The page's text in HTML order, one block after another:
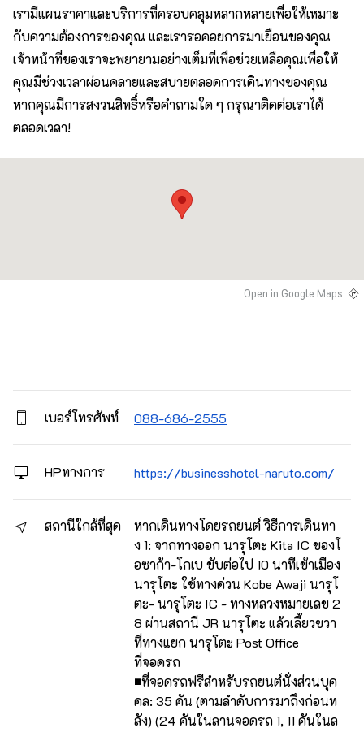
เรามีแผนราคาและบริการที่ครอบคลุมหลากหลายเพื่อให้เหมาะ
กับความต้องการของคุณ และเรารอคอยการมาเยือนของคุณ
เจ้าหน้าที่ของเราจะพยายามอย่างเต็มที่เพื่อช่วยเหลือคุณเพื่อให้
คุณมีช่วงเวลาผ่อนคลายและสบายตลอดการเดินทางของคุณ
หากคุณมีการสงวนสิทธิ์หรือคำถามใด ๆ กรุณาติดต่อเราได้
ตลอดเวลา!
Open in Google Maps
เบอร์โทรศัพท์ 088-686-2555
HPทางการ https://businesshotel-naruto.com/
สถานีใกล้ที่สุด
หากเดินทางโดยรถยนต์ วิธีการเดินทา
ง 1: จากทางออก นารุโตะ Kita IC ของโ
อซาก้า-โกเบ ขับต่อไป 10 นาทีเข้าเมือง
นารุโตะ ใช้ทางด่วน Kobe Awaji นารุโ
ตะ- นารุโตะ IC - ทางหลวงหมายเลข 2
8 ผ่านสถานี JR นารุโตะ แล้วเลี้ยวขวา
ที่ทางแยก นารุโตะ Post Office
ที่จอดรถ
■ที่จอดรถฟรีสำหรับรถยนต์นั่งส่วนบุค
คล: 35 คัน (ตามลำดับการมาถึงก่อนห
ลัง) (24 คันในลานจอดรถ 1, 11 คันในล